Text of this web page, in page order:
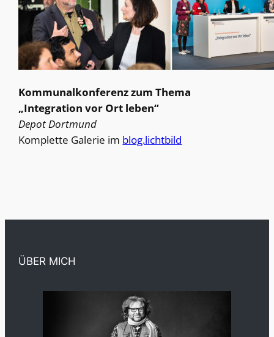
Kommunalkonferenz zum Thema
„Integration vor Ort leben“
Depot Dortmund
Komplette Galerie im blog.lichtbild
ÜBER MICH